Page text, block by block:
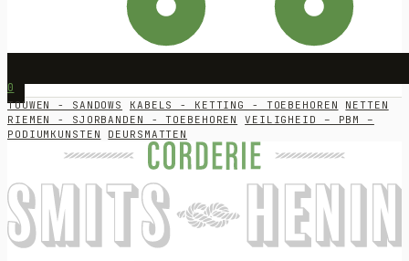
0
TOUWEN - SANDOWS KABELS - KETTING - TOEBEHOREN
NETTEN
RIEMEN - SJORBANDEN - TOEBEHOREN
VEILIGHEID – PBM –
PODIUMKUNSTEN
DEURSMATTEN